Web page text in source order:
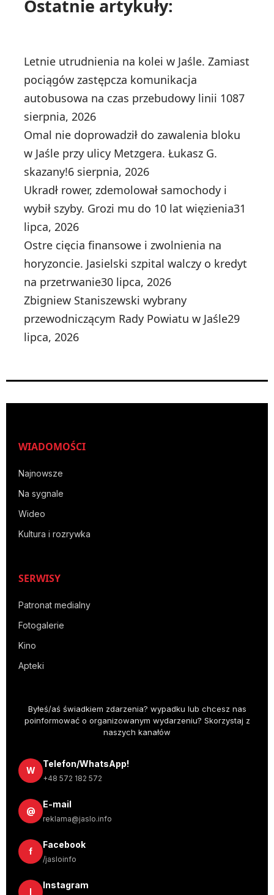
Ostatnie artykuły:
Letnie utrudnienia na kolei w Jaśle. Zamiast
pociągów zastępcza komunikacja
autobusowa na czas przebudowy linii 1087
sierpnia, 2026
Omal nie doprowadził do zawalenia bloku
w Jaśle przy ulicy Metzgera. Łukasz G.
skazany!6 sierpnia, 2026
Ukradł rower, zdemolował samochody i
wybił szyby. Grozi mu do 10 lat więzienia31
lipca, 2026
Ostre cięcia finansowe i zwolnienia na
horyzoncie. Jasielski szpital walczy o kredyt
na przetrwanie30 lipca, 2026
Zbigniew Staniszewski wybrany
przewodniczącym Rady Powiatu w Jaśle29
lipca, 2026
WIADOMOŚCI
Najnowsze
Na sygnale
Wideo
Kultura i rozrywka
SERWISY
Patronat medialny
Fotogalerie
Kino
Apteki
Byłeś/aś świadkiem zdarzenia? wypadku lub chcesz nas
poinformować o organizowanym wydarzeniu? Skorzystaj z
naszych kanałów
W
Telefon/WhatsApp!
+48 572 182 572
@
E-mail
reklama@jaslo.info
f
Facebook
/jasloinfo
I
Instagram